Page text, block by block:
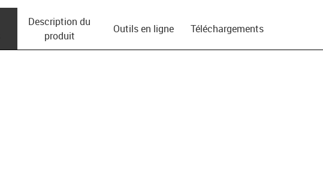
Description du
produit
Outils en ligne Téléchargements